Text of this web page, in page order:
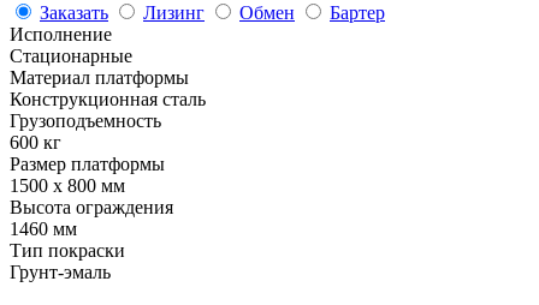
Заказать
Лизинг Обмен
Бартер
Исполнение
Стационарные
Материал платформы
Конструкционная сталь
Грузоподъемность
600 кг
Размер платформы
1500 х 800 мм
Высота ограждения
1460 мм
Тип покраски
Грунт-эмаль